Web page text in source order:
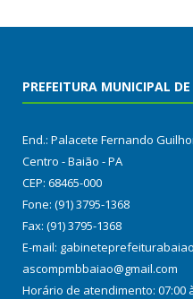
PREFEITURA MUNICIPAL
End.: Palacete Fernando
Centro - Baião - PA
CEP: 68465-000
Fone: (91) 3795-1368
Fax: (91) 3795-1368
E-mail:
ascompmbbaiao@gmail.com
Horário de atendimento: 07:00